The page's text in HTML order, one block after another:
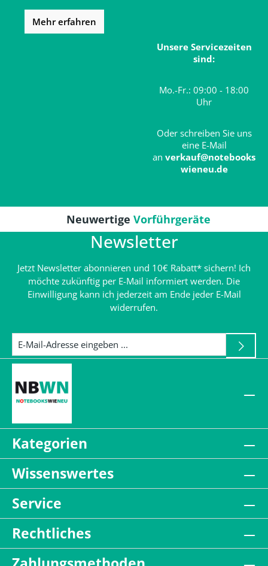
Mehr erfahren
Unsere Servicezeiten
sind:
Mo.-Fr.: 09:00 - 18:00
Uhr
Oder schreiben Sie uns
eine E-Mail
an verkauf@notebooks
wieneu.de
Neuwertige Vorführgeräte
Newsletter
Jetzt Newsletter abonnieren und 10€ Rabatt* sichern! Ich
möchte zukünftig per E-Mail informiert werden. Die
Einwilligung kann ich jederzeit am Ende jeder E-Mail
widerrufen.
Kategorien
Wissenswertes
Service
Rechtliches